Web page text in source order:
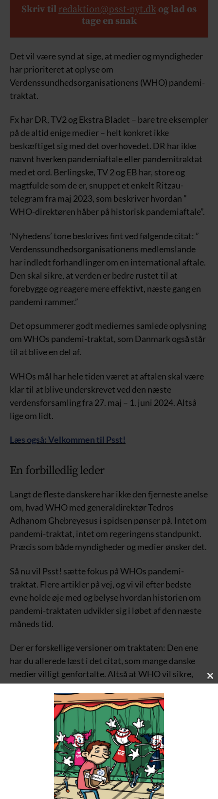
Skriv til redaktion@psst-nyt.dk og lad os
tage en snak
Det vil være synd at sige, at medier og myndigheder
har prioriteret at oplyse om
Verdenssundhedsorganisationens (WHO) pandemi-
traktat.
Fx har DR, TV2 og Ekstra Bladet – bare tre eksempler
på de altid enige medier – helt konkret ikke
beskæftiget sig med det overhovedet. DR har ikke
nævnt hverken pandemiaftale eller pandemitraktat
med et ord. Berlingske, TV 2 og EB har, store og
magtfulde som de er, snuppet et enkelt Ritzau-
telegram fra maj 2023, som beskriver hvordan ”
WHO-direktøren håber på historisk pandemiaftale”.
’Nyhedens’ tone beskrives fint ved følgende citat: ”
Verdenssundhedsorganisationens medlemslande
har indledt forhandlinger om en international aftale.
Den skal sikre, at verden er bedre rustet til at
forebygge og reagere mere effektivt, næste gang en
pandemi rammer.”
Det opsummerer godt mediernes samlede oplysning
om WHOs pandemi-traktat, som Danmark også står
til at blive en del af.
WHOs mål har hele tiden været at aftalen skal være
klar til at blive underskrevet ved den næste
verdensforsamling fra 27. maj – 1. juni 2024. Altså
lige om lidt.
Læs også: Velkommen til Psst!
En forbilledlig leder
Langt de fleste danskere har ikke den fjerneste anelse
om, hvad WHO med generaldirektør Tedros
Adhanom Ghebreyesus i spidsen pønser på. Intet om
pandemi-traktat, intet om regeringens standpunkt.
Præcis som både myndigheder og medier ønsker det.
Så nu vil Psst! sætte fokus på WHOs pandemi-
traktat. Flere artikler på vej, og vi vil efter bedste
evne holde øje med og belyse hvordan historien om
pandemi-traktaten udvikler sig i løbet af den næste
måneds tid.
Der er forskellige versioner om traktaten: Den ene
har du allerede læst i det citat, som mange danske
medier villigt genfortalte. Altså at WHO vil sikre,
være et instrument for, at verden er bedre rustet til
at forebygge og reagere mere effektivt, næste gang
en pandemi rammer.
En anden vidt udbredt version er, at WHO fra start
har brugt den planlagte pandemi-traktat til at søge
mere magt og voldsomt mange flere penge.
WHOs, myndighedernes og mediernes fortælling er,
C